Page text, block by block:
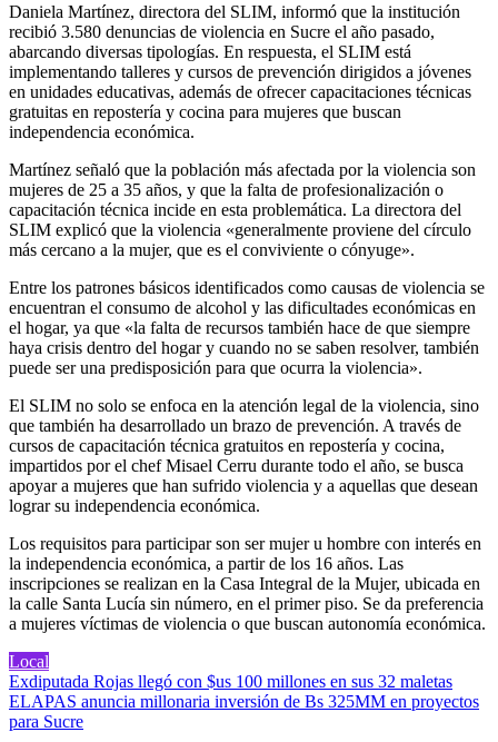
Daniela Martínez, directora del SLIM, informó que la institución
recibió 3.580 denuncias de violencia en Sucre el año pasado,
abarcando diversas tipologías. En respuesta, el SLIM está
implementando talleres y cursos de prevención dirigidos a jóvenes
en unidades educativas, además de ofrecer capacitaciones técnicas
gratuitas en repostería y cocina para mujeres que buscan
independencia económica.
Martínez señaló que la población más afectada por la violencia son
mujeres de 25 a 35 años, y que la falta de profesionalización o
capacitación técnica incide en esta problemática. La directora del
SLIM explicó que la violencia «generalmente proviene del círculo
más cercano a la mujer, que es el conviviente o cónyuge».
Entre los patrones básicos identificados como causas de violencia se
encuentran el consumo de alcohol y las dificultades económicas en
el hogar, ya que «la falta de recursos también hace de que siempre
haya crisis dentro del hogar y cuando no se saben resolver, también
puede ser una predisposición para que ocurra la violencia».
El SLIM no solo se enfoca en la atención legal de la violencia, sino
que también ha desarrollado un brazo de prevención. A través de
cursos de capacitación técnica gratuitos en repostería y cocina,
impartidos por el chef Misael Cerru durante todo el año, se busca
apoyar a mujeres que han sufrido violencia y a aquellas que desean
lograr su independencia económica.
Los requisitos para participar son ser mujer u hombre con interés en
la independencia económica, a partir de los 16 años. Las
inscripciones se realizan en la Casa Integral de la Mujer, ubicada en
la calle Santa Lucía sin número, en el primer piso. Se da preferencia
a mujeres víctimas de violencia o que buscan autonomía económica.
Local
Navegación
de
Exdiputada Rojas llegó con $us 100 millones en sus 32 maletas
ELAPAS anuncia millonaria inversión de Bs 325MM en proyectos
para Sucre